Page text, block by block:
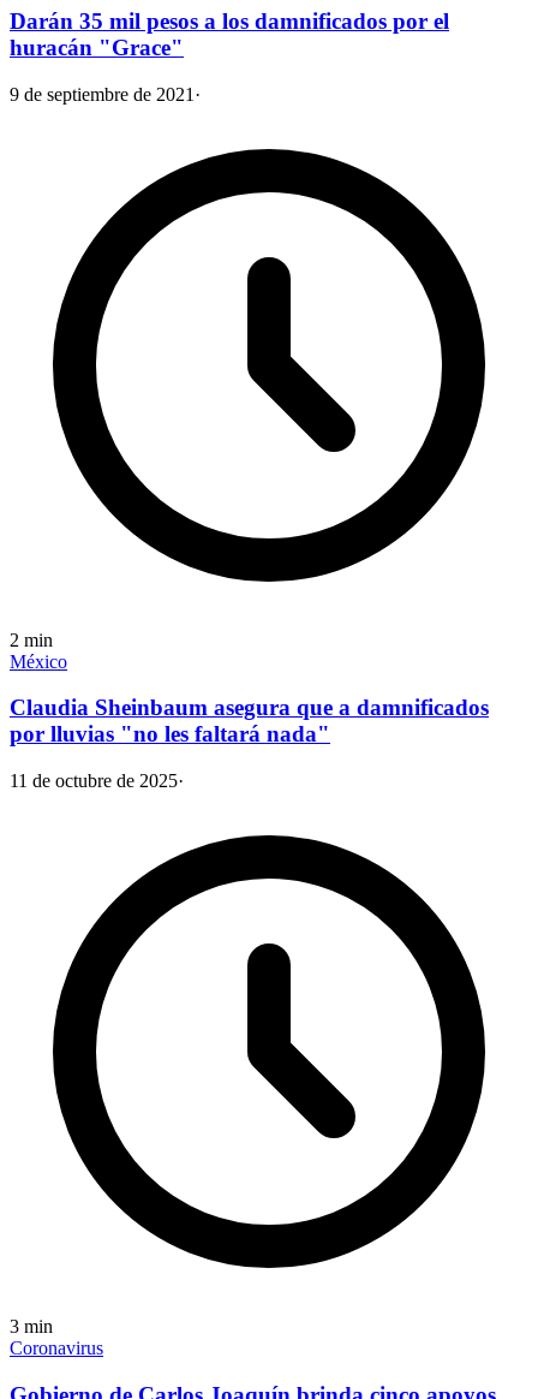
Darán 35 mil pesos a los damnificados por el
huracán "Grace"
9 de septiembre de 2021 ·
2 min
México
Claudia Sheinbaum asegura que a damnificados
por lluvias "no les faltará nada"
11 de octubre de 2025·
3 min
Coronavirus